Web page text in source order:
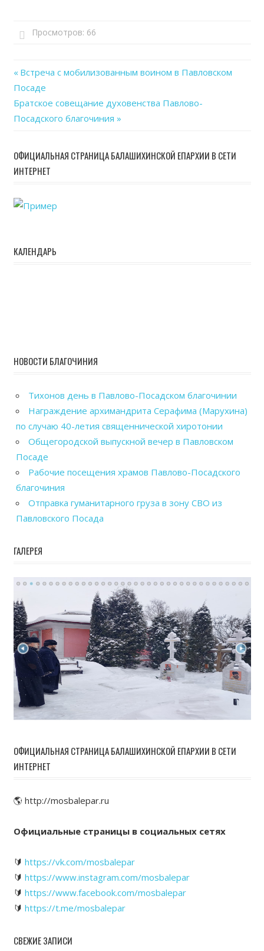
Просмотров: 66
Навигация
по
Previous
Post:
Встреча с мобилизованным воином в Павловском
Посаде
Next
Post:
Братское совещание духовенства Павлово-
Посадского благочиния
ОФИЦИАЛЬНАЯ СТРАНИЦА БАЛАШИХИНСКОЙ ЕПАРХИИ В СЕТИ
ИНТЕРНЕТ
КАЛЕНДАРЬ
НОВОСТИ БЛАГОЧИНИЯ
Тихонов день в Павлово-Посадском благочинии
Награждение архимандрита Серафима (Марухина)
по случаю 40-летия священнической хиротонии
Общегородской выпускной вечер в Павловском
Посаде
Рабочие посещения храмов Павлово-Посадского
благочиния
Отправка гуманитарного груза в зону СВО из
Павловского Посада
ГАЛЕРЕЯ
ОФИЦИАЛЬНАЯ СТРАНИЦА БАЛАШИХИНСКОЙ ЕПАРХИИ В СЕТИ
ИНТЕРНЕТ
🌎 http://mosbalepar.ru
Официальные страницы в социальных сетях
🔰 https://vk.com/mosbalepar
🔰 https://www.instagram.com/mosbalepar
🔰 https://www.facebook.com/mosbalepar
🔰 https://t.me/mosbalepar
СВЕЖИЕ ЗАПИСИ